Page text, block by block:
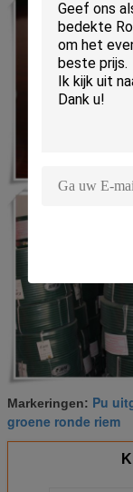
Markeringen: Pu
groene ronde riem